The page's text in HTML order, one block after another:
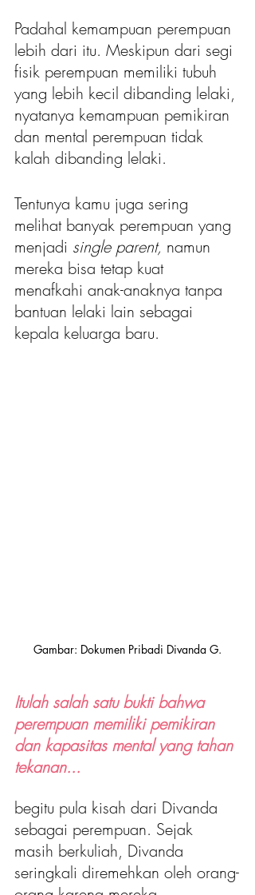
Padahal kemampuan perempuan
lebih dari itu. Meskipun dari segi
fisik perempuan memiliki tubuh
yang lebih kecil dibanding lelaki,
nyatanya kemampuan pemikiran
dan mental perempuan tidak
kalah dibanding lelaki.
Tentunya kamu juga sering
melihat banyak perempuan yang
menjadi single parent, namun
mereka bisa tetap kuat
menafkahi anak-anaknya tanpa
bantuan lelaki lain sebagai
kepala keluarga baru.
Gambar: Dokumen Pribadi Divanda G.
Itulah salah satu bukti bahwa
perempuan memiliki pemikiran
dan kapasitas mental yang tahan
tekanan...
begitu pula kisah dari Divanda
sebagai perempuan. Sejak
masih berkuliah, Divanda
seringkali diremehkan oleh orang-